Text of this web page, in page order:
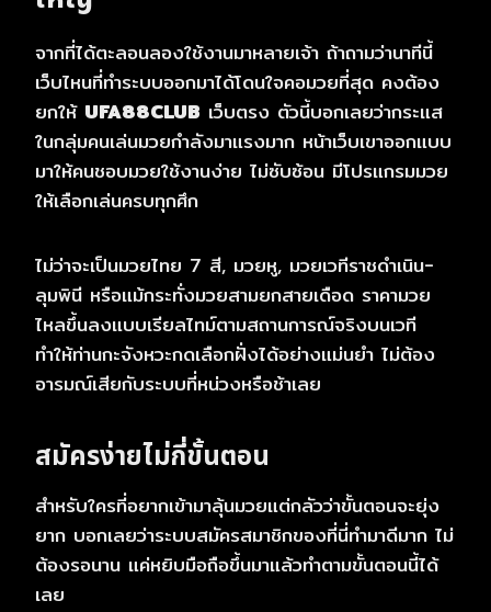
จากที่ได้ตะลอนลองใช้งานมาหลายเจ้า ถ้าถามว่านาทีนี้
เว็บไหนที่ทำระบบออกมาได้โดนใจคอมวยที่สุด คงต้อง
ยกให้ UFA88CLUB เว็บตรง ตัวนี้บอกเลยว่ากระแส
ในกลุ่มคนเล่นมวยกำลังมาแรงมาก หน้าเว็บเขาออกแบบ
มาให้คนชอบมวยใช้งานง่าย ไม่ซับซ้อน มีโปรแกรมมวย
ให้เลือกเล่นครบทุกศึก
ไม่ว่าจะเป็นมวยไทย 7 สี, มวยหู, มวยเวทีราชดำเนิน-
ลุมพินี หรือแม้กระทั่งมวยสามยกสายเดือด ราคามวย
ไหลขึ้นลงแบบเรียลไทม์ตามสถานการณ์จริงบนเวที
ทำให้ท่านกะจังหวะกดเลือกฝั่งได้อย่างแม่นยำ ไม่ต้อง
อารมณ์เสียกับระบบที่หน่วงหรือช้าเลย
สมัครง่ายไม่กี่ขั้นตอน
สำหรับใครที่อยากเข้ามาลุ้นมวยแต่กลัวว่าขั้นตอนจะยุ่ง
ยาก บอกเลยว่าระบบสมัครสมาชิกของที่นี่ทำมาดีมาก ไม่
ต้องรอนาน แค่หยิบมือถือขึ้นมาแล้วทำตามขั้นตอนนี้ได้
เลย